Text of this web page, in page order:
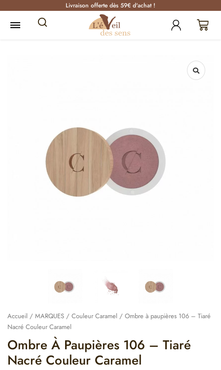
Livraison offerte dès 59€ d'achat !
Accueil / MARQUES / Couleur Caramel / Ombre à paupières 106 – Tiaré
Nacré Couleur Caramel
Ombre À Paupières 106 – Tiaré
Nacré Couleur Caramel